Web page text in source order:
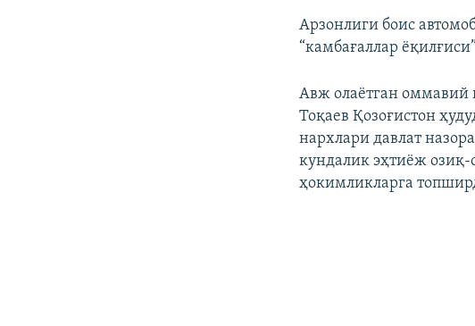
Арзонлиги боис
“камбағаллар
Авж олаётган
Тоқаев Қозоғистон
нархлари давлат
кундалик эҳтиёж озиқ-
ҳокимликларга